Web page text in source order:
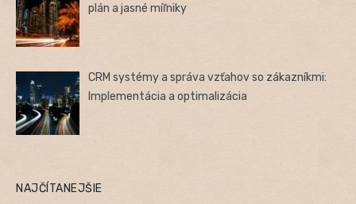
plán a jasné míľniky
CRM systémy a správa vzťahov so zákazníkmi:
Implementácia a optimalizácia
NAJČÍTANEJŠIE